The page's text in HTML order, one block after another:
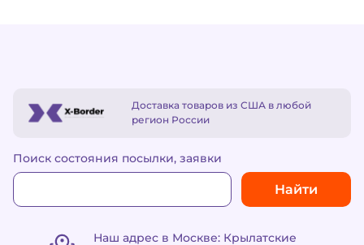
Доставка товаров из США в любой
регион России
Поиск состояния посылки, заявки
Найти
Наш адрес в Москве: Крылатские